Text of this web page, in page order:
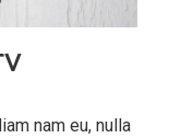
nam eu, nulla